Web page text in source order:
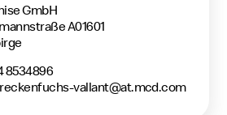
GmbH
A01601
8534896
vallant@at.mcd.com